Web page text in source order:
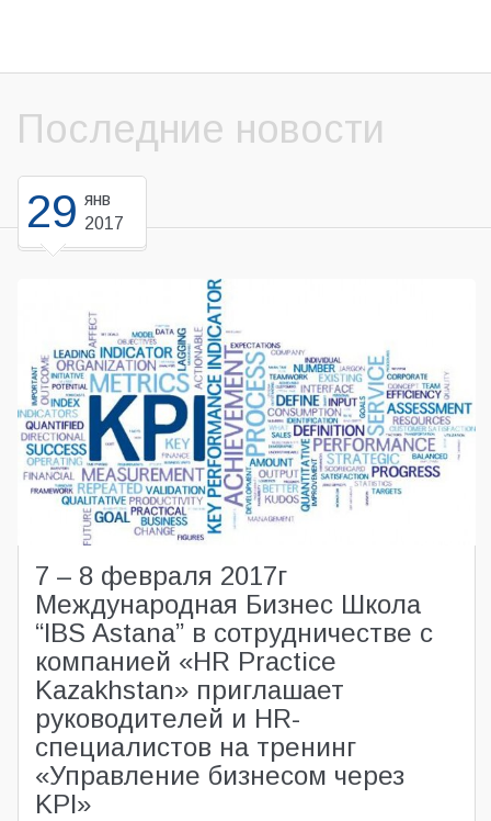
Последние новости
29 янв
2017
7 – 8 февраля 2017г
Международная Бизнес Школа
“IBS Astana” в сотрудничестве с
компанией «HR Practice
Kazakhstan» приглашает
руководителей и HR-
специалистов на тренинг
«Управление бизнесом через
KPI»